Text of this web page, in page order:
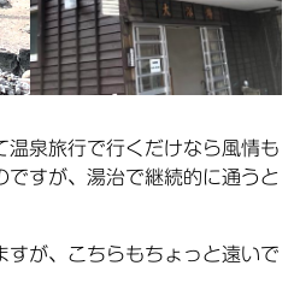
温泉旅行で行くだけなら風情も
ですが、湯治で継続的に通うと
すが、こちらもちょっと遠いで